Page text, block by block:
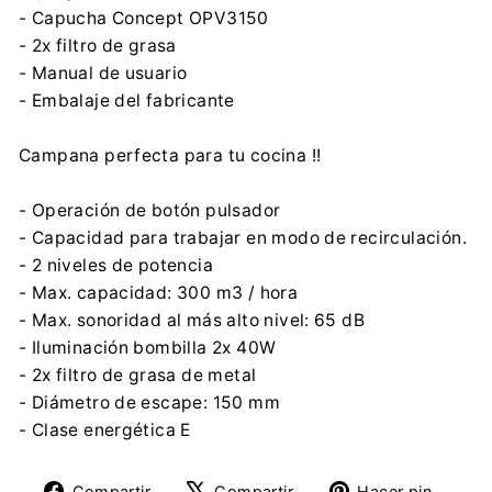
- Capucha Concept OPV3150
- 2x filtro de grasa
- Manual de usuario
- Embalaje del fabricante
Campana perfecta para tu cocina !!
- Operación de botón pulsador
- Capacidad para trabajar en modo de recirculación.
- 2 niveles de potencia
- Max. capacidad: 300 m3 / hora
- Max. sonoridad al más alto nivel: 65 dB
- Iluminación bombilla 2x 40W
- 2x filtro de grasa de metal
- Diámetro de escape: 150 mm
- Clase energética E